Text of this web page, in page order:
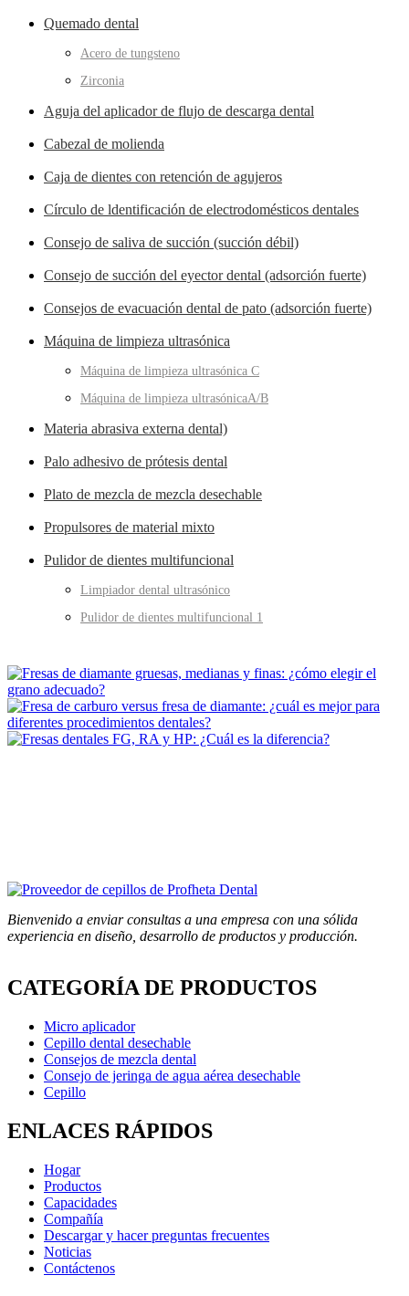
Quemado dental
Acero de tungsteno
Zirconia
Aguja del aplicador de flujo de descarga dental
Cabezal de molienda
Caja de dientes con retención de agujeros
Círculo de ldentificación de electrodomésticos dentales
Consejo de saliva de succión (succión débil)
Consejo de succión del eyector dental (adsorción fuerte)
Consejos de evacuación dental de pato (adsorción fuerte)
Máquina de limpieza ultrasónica
Máquina de limpieza ultrasónica C
Máquina de limpieza ultrasónicaA/B
Materia abrasiva externa dental)
Palo adhesivo de prótesis dental
Plato de mezcla de mezcla desechable
Propulsores de material mixto
Pulidor de dientes multifuncional
Limpiador dental ultrasónico
Pulidor de dientes multifuncional 1
Bienvenido a enviar consultas a una empresa con una sólida
experiencia en diseño, desarrollo de productos y producción.
CATEGORÍA DE PRODUCTOS
Micro aplicador
Cepillo dental desechable
Consejos de mezcla dental
Consejo de jeringa de agua aérea desechable
Cepillo
ENLACES RÁPIDOS
Hogar
Productos
Capacidades
Compañía
Descargar y hacer preguntas frecuentes
Noticias
Contáctenos